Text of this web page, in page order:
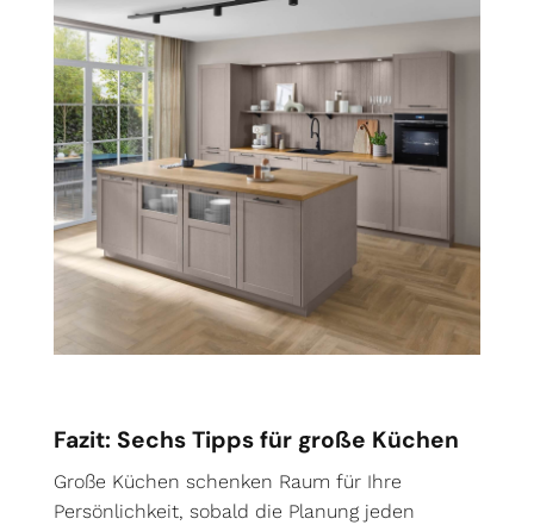
Fazit: Sechs Tipps für große Küchen
Große Küchen schenken Raum für Ihre
Persönlichkeit, sobald die Planung jeden